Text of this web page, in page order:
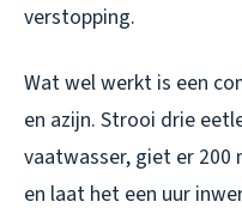
verstopping.
Wat wel werkt is een
en azijn. Strooi drie
vaatwasser, giet er 200
en laat het een uur